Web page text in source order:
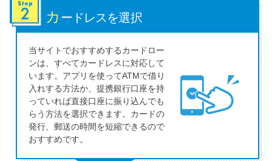
カ ードレスを選択
当サイトでおすすめするカードロー
ンは、すべてカードレスに対応して
います。アプリを使ってATMで借り
入れする方法か、提携銀行口座を持
っていれば直接口座に振り込んでも
らう方法を選択できます。カードの
発行、郵送の時間を短縮できるので
おすすめです。